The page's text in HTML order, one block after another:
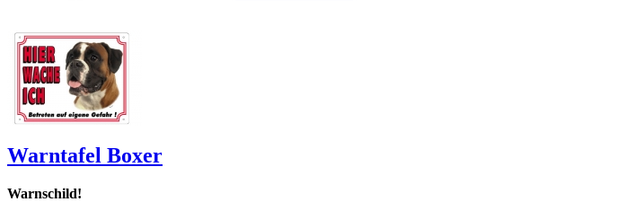
Warntafel Boxer
Warnschild!